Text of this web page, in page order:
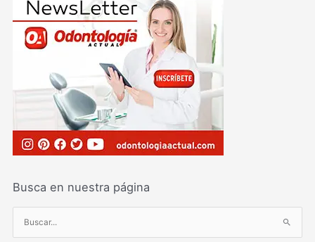
Busca en nuestra página